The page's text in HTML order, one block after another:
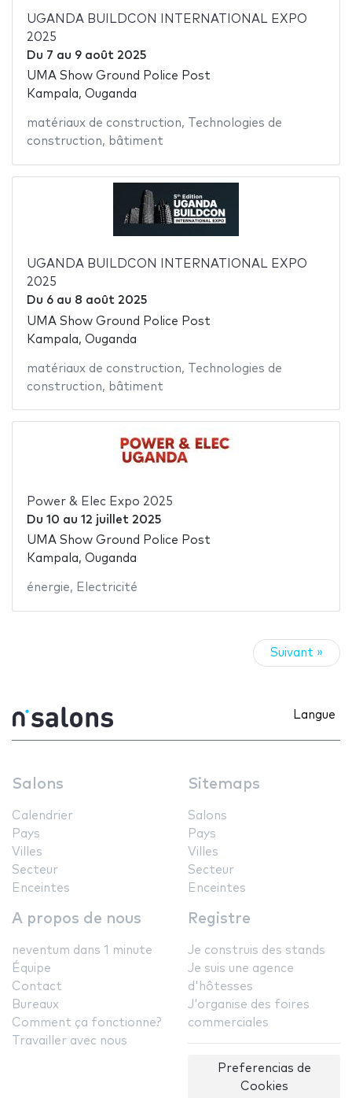
UGANDA BUILDCON INTERNATIONAL EXPO
2025
Du 7 au 9 août 2025
UMA Show Ground Police Post
Kampala, Ouganda
matériaux de construction,
Technologies de
construction, bâtiment
UGANDA BUILDCON INTERNATIONAL EXPO
2025
Du 6au 8 août 2025
UMA Show Ground Police Post
Kampala, Ouganda
matériaux de construction,
Technologies de
construction, bâtiment
Power & Elec Expo 2025
Du 10 au 12 juillet 2025
UMA Show Ground Police Post
Kampala, Ouganda
énergie, Electricité
Suivant »
Langue
Salons
Calendrier
Pays
Villes
Secteur
Enceintes
Sitemaps
Salons
Pays
Villes
Secteur
Enceintes
A propos de nous
neventum dans 1 minute
Équipe
Contact
Bureaux
Comment ça fonctionne?
Travailler avec nous
Registre
Je construis des stands
Je suis une agence
d'hôtesses
J'organise des foires
commerciales
Preferencias de
Cookies